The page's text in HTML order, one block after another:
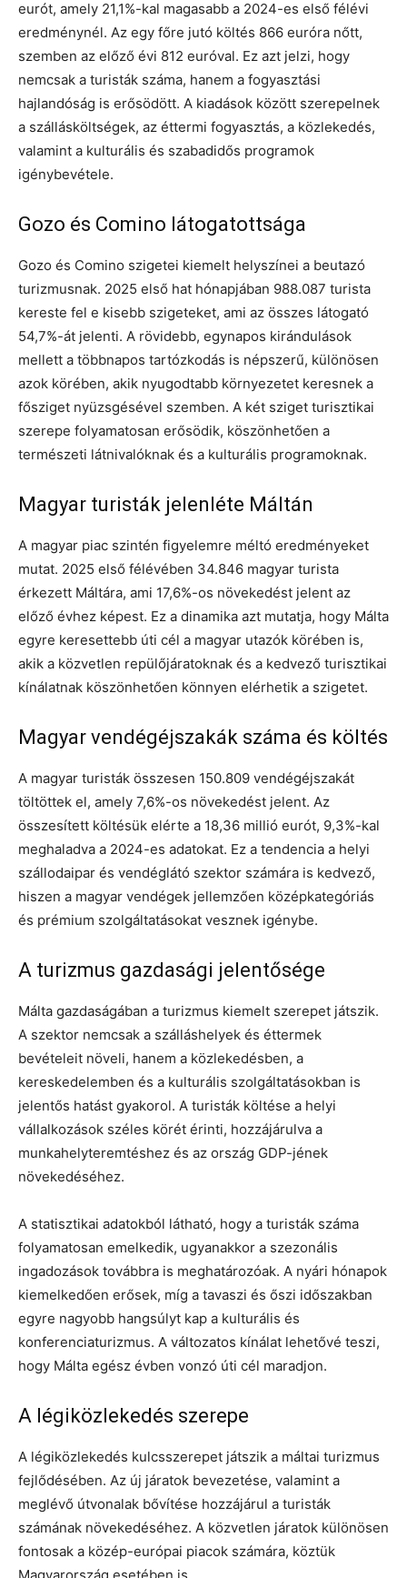
eurót, amely 21,1%-kal magasabb a 2024-es első félévi
eredménynél. Az egy főre jutó költés 866 euróra nőtt,
szemben az előző évi 812 euróval. Ez azt jelzi, hogy
nemcsak a turisták száma, hanem a fogyasztási
hajlandóság is erősödött. A kiadások között szerepelnek
a szállásköltségek, az éttermi fogyasztás, a közlekedés,
valamint a kulturális és szabadidős programok
igénybevétele.
Gozo és Comino látogatottsága
Gozo és Comino szigetei kiemelt helyszínei a beutazó
turizmusnak. 2025 első hat hónapjában 988.087 turista
kereste fel e kisebb szigeteket, ami az összes látogató
54,7%-át jelenti. A rövidebb, egynapos kirándulások
mellett a többnapos tartózkodás is népszerű, különösen
azok körében, akik nyugodtabb környezetet keresnek a
fősziget nyüzsgésével szemben. A két sziget turisztikai
szerepe folyamatosan erősödik, köszönhetően a
természeti látnivalóknak és a kulturális programoknak.
Magyar turisták jelenléte Máltán
A magyar piac szintén figyelemre méltó eredményeket
mutat. 2025 első félévében 34.846 magyar turista
érkezett Máltára, ami 17,6%-os növekedést jelent az
előző évhez képest. Ez a dinamika azt mutatja, hogy Málta
egyre keresettebb úti cél a magyar utazók körében is,
akik a közvetlen repülőjáratoknak és a kedvező turisztikai
kínálatnak köszönhetően könnyen elérhetik a szigetet.
Magyar vendégéjszakák száma és költés
A magyar turisták összesen 150.809 vendégéjszakát
töltöttek el, amely 7,6%-os növekedést jelent. Az
összesített költésük elérte a 18,36 millió eurót, 9,3%-kal
meghaladva a 2024-es adatokat. Ez a tendencia a helyi
szállodaipar és vendéglátó szektor számára is kedvező,
hiszen a magyar vendégek jellemzően középkategóriás
és prémium szolgáltatásokat vesznek igénybe.
A turizmus gazdasági jelentősége
Málta gazdaságában a turizmus kiemelt szerepet játszik.
A szektor nemcsak a szálláshelyek és éttermek
bevételeit növeli, hanem a közlekedésben, a
kereskedelemben és a kulturális szolgáltatásokban is
jelentős hatást gyakorol. A turisták költése a helyi
vállalkozások széles körét érinti, hozzájárulva a
munkahelyteremtéshez és az ország GDP-jének
növekedéséhez.
A statisztikai adatokból látható, hogy a turisták száma
folyamatosan emelkedik, ugyanakkor a szezonális
ingadozások továbbra is meghatározóak. A nyári hónapok
kiemelkedően erősek, míg a tavaszi és őszi időszakban
egyre nagyobb hangsúlyt kap a kulturális és
konferenciaturizmus. A változatos kínálat lehetővé teszi,
hogy Málta egész évben vonzó úti cél maradjon.
A légiközlekedés szerepe
A légiközlekedés kulcsszerepet játszik a máltai turizmus
fejlődésében. Az új járatok bevezetése, valamint a
meglévő útvonalak bővítése hozzájárul a turisták
számának növekedéséhez. A közvetlen járatok különösen
fontosak a közép-európai piacok számára, köztük